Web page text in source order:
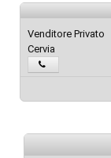
Venditore Privato
Cervia